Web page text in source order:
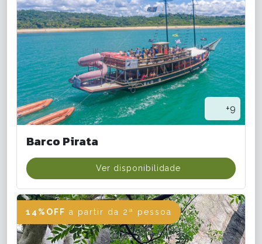
+9
Barco Pirata
Ver disponibilidade
14%OFF a partir da 2ª pessoa